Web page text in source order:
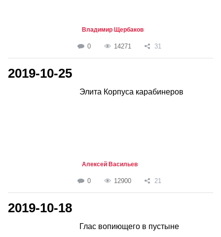
Владимир Щербаков
0 14271 31
2019-10-25
Элита Корпуса карабинеров
Алексей Васильев
0 12900 21
2019-10-18
Глас вопиющего в пустыне